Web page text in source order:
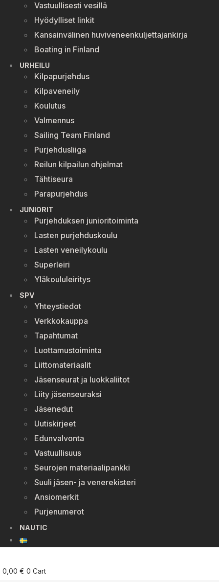
Vastuullisesti vesillä
Hyödylliset linkit
Kansainvälinen huviveneenkuljettajankirja
Boating in Finland
URHEILU
Kilpapurjehdus
Kilpaveneily
Koulutus
Valmennus
Sailing Team Finland
Purjehdusliiga
Reilun kilpailun ohjelmat
Tähtiseura
Parapurjehdus
JUNIORIT
Purjehduksen junioritoiminta
Lasten purjehduskoulu
Lasten veneilykoulu
Superleiri
Yläkoululeiritys
SPV
Yhteystiedot
Verkkokauppa
Tapahtumat
Luottamustoiminta
Liittomateriaalit
Jäsenseurat ja luokkaliitot
Liity jäsenseuraksi
Jäsenedut
Uutiskirjeet
Edunvalvonta
Vastuullisuus
Seurojen materiaalipankki
Suuli jäsen- ja venerekisteri
Ansiomerkit
Purjenumerot
NAUTIC
0,00 € 0 Cart